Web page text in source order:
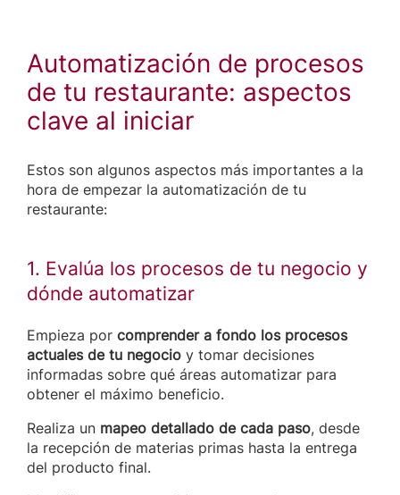
Automatización de procesos
de tu restaurante: aspectos
clave al iniciar
Estos son algunos aspectos más importantes a la
hora de empezar la automatización de tu
restaurante:
1. Evalúa los procesos de tu negocio y
dónde automatizar
Empieza por comprender a fondo los procesos
actuales de tu negocio y tomar decisiones
informadas sobre qué áreas automatizar para
obtener el máximo beneficio.
Realiza un mapeo detallado de cada paso, desde
la recepción de materias primas hasta la entrega
del producto final.